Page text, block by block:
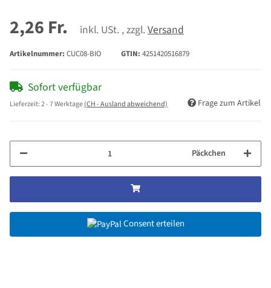
2,26 Fr. inkl. USt. , zzgl. Versand
Artikelnummer: CUC08-BIO GTIN: 4251420516879
Sofort verfügbar
Lieferzeit:2 - 7 Werktage(CH - Ausland abweichend) Frage zum Artikel
Päckchen
Consent erteilen